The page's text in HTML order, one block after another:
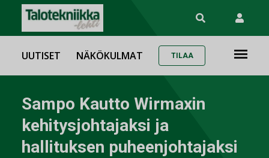
UUTISET NÄKÖKULMAT TILAA
Sampo Kautto Wirmaxin
kehitysjohtajaksi ja
hallituksen puheenjohtajaksi